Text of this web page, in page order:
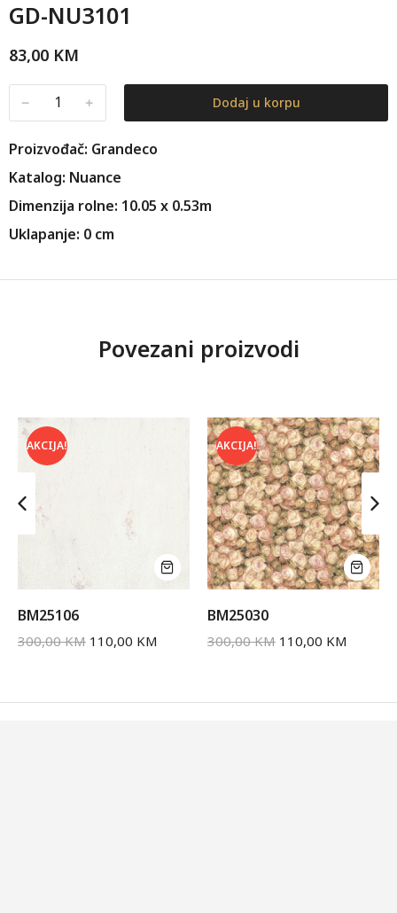
GD-NU3101
83,00 KM
﹣ ﹢ Dodaj u korpu
Proizvođač: Grandeco
Katalog: Nuance
Dimenzija rolne: 10.05 x 0.53m
Uklapanje: 0 cm
Povezani proizvodi
AKCIJA!
BM25106
300,00KM 110,00 KM
AKCIJA!
BM25030
300,00KM 110,00 KM